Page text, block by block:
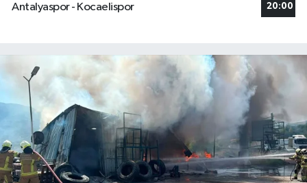
Antalyaspor - Kocaelispor 20:00